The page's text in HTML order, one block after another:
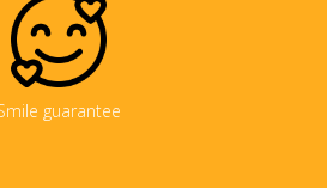
guarantee